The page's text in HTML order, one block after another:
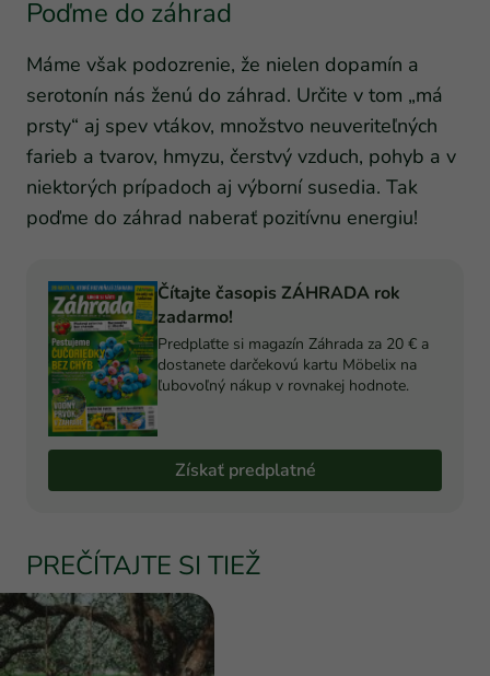
Poďme do záhrad
Máme však podozrenie, že nielen dopamín a
serotonín nás ženú do záhrad. Určite v tom „má
prsty“ aj spev vtákov, množstvo neuveriteľných
farieb a tvarov, hmyzu, čerstvý vzduch, pohyb a v
niektorých prípadoch aj výborní susedia. Tak
poďme do záhrad naberať pozitívnu energiu!
Čítajte časopis ZÁHRADA rok
zadarmo!
Predplaťte si magazín Záhrada za 20 € a
dostanete darčekovú kartu Möbelix na
ľubovoľný nákup v rovnakej hodnote.
Získať predplatné
PREČÍTAJTE SI TIEŽ